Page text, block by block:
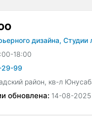
дизайна, Студии
18:00
29-99
район, кв-л
обновлена: 14-08-2025